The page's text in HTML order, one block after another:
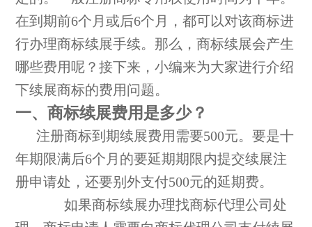
在到期前6个月或后6个月，都可以对该商标进
行办理商标续展手续。那么，商标续展会产生
哪些费用呢？接下来，小编来为大家进行介绍
下续展商标的费用问题。
一、商标续展费用是多少？
注册商标到期续展费用需要500元。要是十
年期限满后6个月的要延期期限内提交续展注
册申请处，还要别外支付500元的延期费。
如果商标续展办理找商标代理公司处